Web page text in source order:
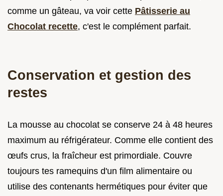
comme un gâteau, va voir cette Pâtisserie au
Chocolat recette, c'est le complément parfait.
Conservation et gestion des
restes
La mousse au chocolat se conserve 24 à 48 heures
maximum au réfrigérateur. Comme elle contient des
œufs crus, la fraîcheur est primordiale. Couvre
toujours tes ramequins d'un film alimentaire ou
utilise des contenants hermétiques pour éviter que